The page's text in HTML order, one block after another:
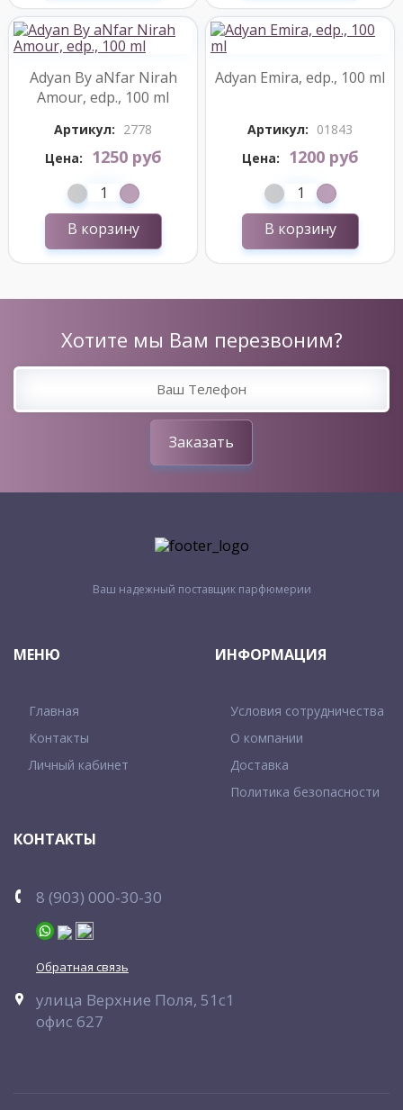
Adyan By aNfar Nirah
Amour, edp., 100 ml
Артикул: 2778
Цена:
1250 руб
В корзину
Adyan Emira, edp., 100 ml
Артикул: 01843
Цена:
1200 руб
В корзину
Хотите мы Вам перезвоним?
Заказать
Ваш надежный поставщик парфюмерии
МЕНЮ
Главная
Контакты
Личный кабинет
ИНФОРМАЦИЯ
Условия сотрудничества
О компании
Доставка
Политика безопасности
КОНТАКТЫ
8 (903) 000-30-30
Обратная связь
улица Верхние Поля, 51с1
офис 627